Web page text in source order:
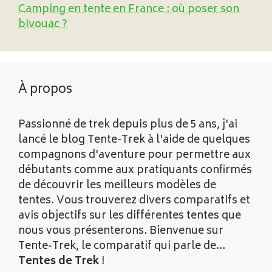
Camping en tente en France : où poser son
bivouac ?
À propos
Passionné de trek depuis plus de 5 ans, j'ai
lancé le blog Tente-Trek à l'aide de quelques
compagnons d'aventure pour permettre aux
débutants comme aux pratiquants confirmés
de découvrir les meilleurs modèles de
tentes. Vous trouverez divers comparatifs et
avis objectifs sur les différentes tentes que
nous vous présenterons. Bienvenue sur
Tente-Trek, le comparatif qui parle de...
Tentes de Trek !